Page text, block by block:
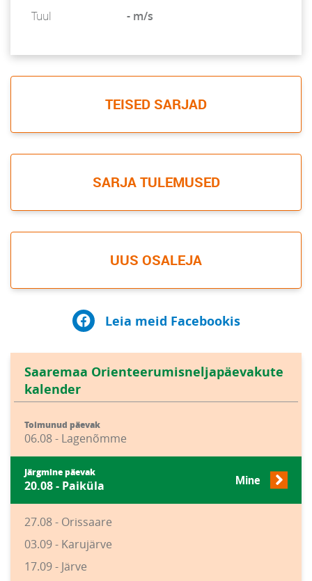
Tuul
- m/s
TEISED SARJAD
SARJA TULEMUSED
UUS OSALEJA
Leia meid Facebookis
Saaremaa Orienteerumisneljapäevakute
kalender
Toimunud päevak
06.08 - Lagenõmme
Järgmine päevak
20.08 - Paiküla Mine
27.08 - Orissaare
03.09 - Karujärve
17.09 - Järve